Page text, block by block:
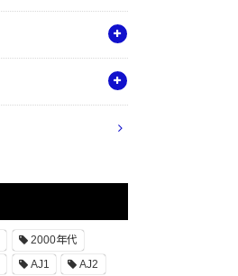
2000年代
AJ1
AJ2